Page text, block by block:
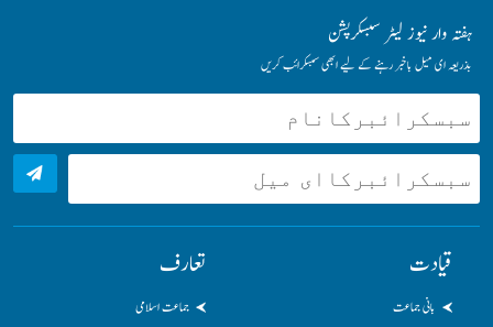
ہفتہ وار نیوز لیٹر سبسکرپشن
بذریعہ ای میل باخبر رہنے کے لیے ابھی سبسکرائب کریں
قیادت
بانی جماعت
تعارف
جماعت اسلامی